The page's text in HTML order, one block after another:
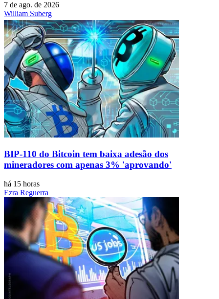
7 de ago. de 2026
William Suberg
BIP-110 do Bitcoin tem baixa adesão dos
mineradores com apenas 3% 'aprovando'
há 15 horas
Ezra Reguerra